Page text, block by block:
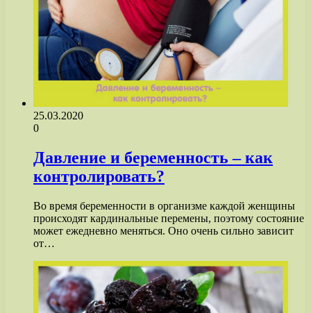
25.03.2020
0
Давление и беременность – как
контролировать?
Во время беременности в организме каждой женщины
происходят кардинальные перемены, поэтому состояние
может ежедневно меняться. Оно очень сильно зависит
от…